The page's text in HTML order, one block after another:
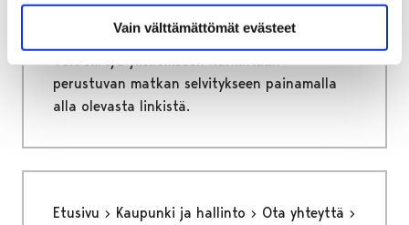
Vain välttämättömät evästeet
perustuvasta matkasta
perustuvan matkan selvitykseen painamalla
alla olevasta linkistä.
Etusivu Kaupunki ja hallinto
Ota yhteyttä